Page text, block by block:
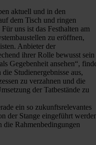
aktuell und in den
dem Tisch und ringen
uns ist das Festhalten am
zu eröffnen,
Anbieter der
ihrer Rolle bewusst sein
Gegebenheit ansehen“,
Studienergebnisse aus,
zu verzahnen und die
der Tatbestände zu
ein so zukunftsrelevantes
der Stange eingeführt
die Rahmenbedingungen